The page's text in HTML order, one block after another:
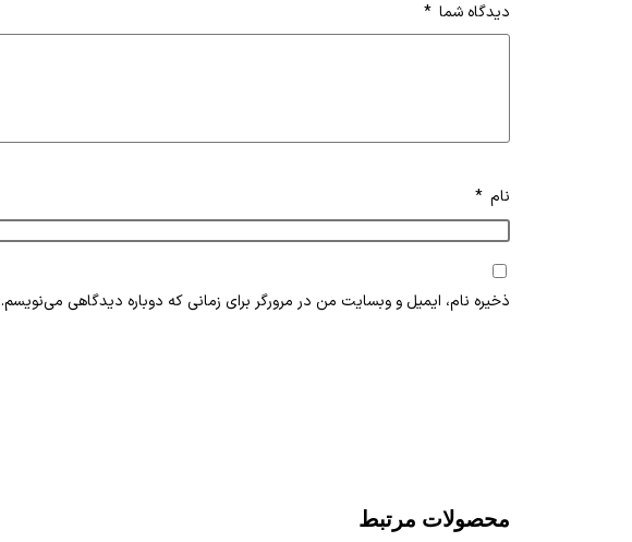
دیدگاه شما *
نام *
ذخیره نام، ایمیل و وبسایت من در مرورگر برای زمانی که دوباره دیدگاهی می‌نویسم.
محصولات مرتبط